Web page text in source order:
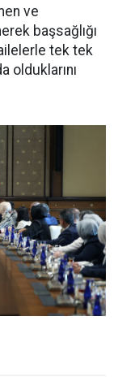
ve
başsağlığı
tek tek
olduklarını